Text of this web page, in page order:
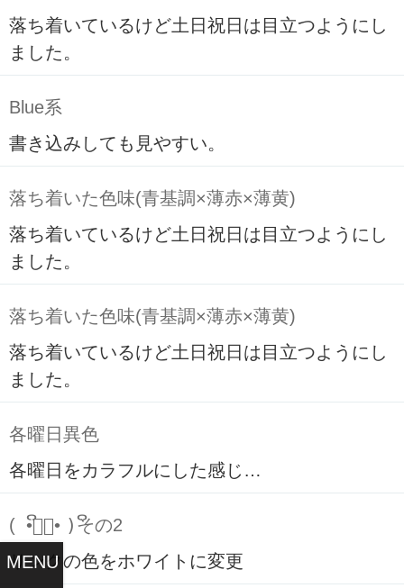
MENU
落ち着いているけど土日祝日は目立つようにし
ました。
Blue系
書き込みしても見やすい。
落ち着いた色味(青基調×薄赤×薄黄)
落ち着いているけど土日祝日は目立つようにし
ました。
落ち着いた色味(青基調×薄赤×薄黄)
落ち着いているけど土日祝日は目立つようにし
ました。
各曜日異色
各曜日をカラフルにした感じ…
( ິ•ᆺ⃘• )ິその2
リンクの色をホワイトに変更